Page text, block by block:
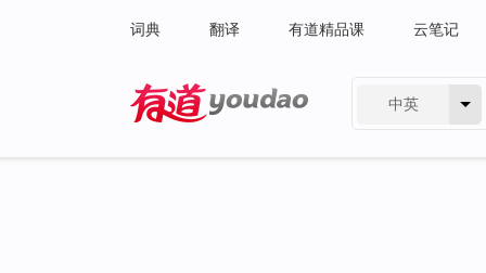
词典 翻译 有道精品课 云笔记
中英